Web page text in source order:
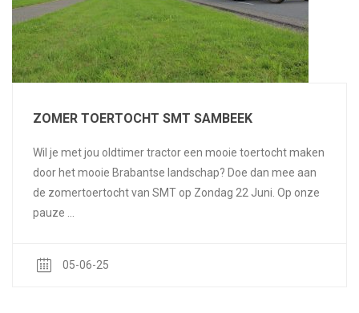
ZOMER TOERTOCHT SMT SAMBEEK
Wil je met jou oldtimer tractor een mooie toertocht maken
door het mooie Brabantse landschap? Doe dan mee aan
de zomertoertocht van SMT op Zondag 22 Juni. Op onze
pauze ...
05-06-25